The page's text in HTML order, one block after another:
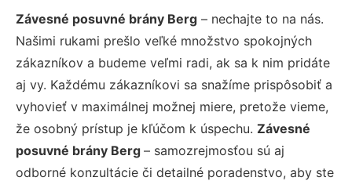
Závesné posuvné brány Berg – nechajte to na nás.
Našimi rukami prešlo veľké množstvo spokojných
zákazníkov a budeme veľmi radi, ak sa k nim pridáte
aj vy. Každému zákazníkovi sa snažíme prispôsobiť a
vyhovieť v maximálnej možnej miere, pretože vieme,
že osobný prístup je kľúčom k úspechu. Závesné
posuvné brány Berg – samozrejmosťou sú aj
odborné konzultácie či detailné poradenstvo, aby ste